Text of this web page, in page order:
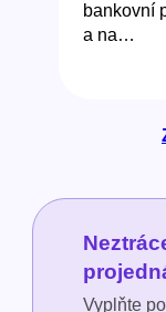
bankovní
a na…
Vyplňte